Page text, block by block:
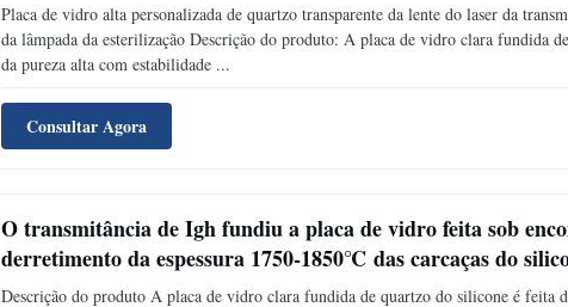
Placa de vidro alta personalizada de quartzo transparente da lente do laser da
da lâmpada da esterilização Descrição do produto: A placa de vidro clara fundida
da pureza alta com estabilidade ...
Consultar Agora
O transmitância de Igh fundiu a placa de vidro feita sob
derretimento da espessura 1750-1850℃ das carcaças do
Descrição do produto A placa de vidro clara fundida de quartzo do silicone é feita